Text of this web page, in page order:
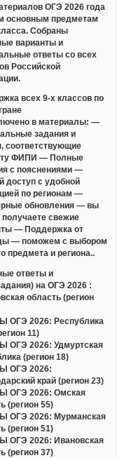
ОГЭ 2026 года
основным предметам
Собраны
варианты и
ответы со всех
Российской
всех 9-х классов по
в материалы: —
задания и
соответствующие
ФИПИ — Полные
с пояснениями —
доступ с удобной
по регионам —
обновления — вы
получаете свежие
— Поддержка от
— поможем с выбором
предмета и региона..
ответы и
на ОГЭ 2026 :
область (регион
ОГЭ 2026: Республика
11)
ОГЭ 2026: Удмуртская
(регион 18)
ОГЭ 2026:
край (регион 23)
ОГЭ 2026: Омская
(регион 55)
ОГЭ 2026: Мурманская
(регион 51)
ОГЭ 2026: Ивановская
(регион 37)